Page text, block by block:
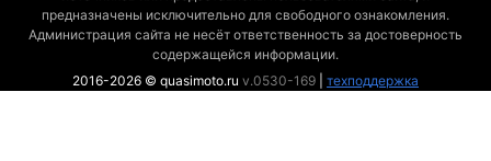
предназначены исключительно для свободного ознакомления.
Администрация сайта не несёт ответственность за достоверность
содержащейся информации.
2016-2026 © quasimoto.ru v.0530-169 техподдержка